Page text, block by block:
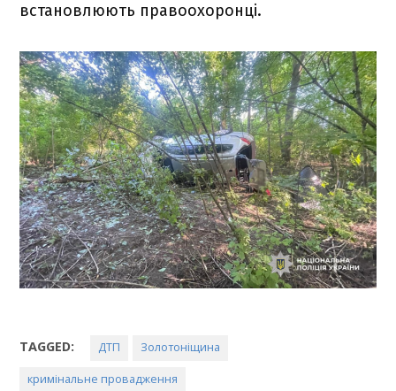
встановлюють правоохоронці.
TAGGED: ДТП Золотоніщина
кримінальне провадження